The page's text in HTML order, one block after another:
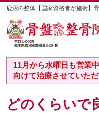
鹿沼の整体【国家資格者が施術】
11月から水曜日も営業
向けて治療させていただ
どのくらいで